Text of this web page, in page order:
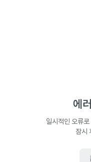
에
일시적인 오류
잠시